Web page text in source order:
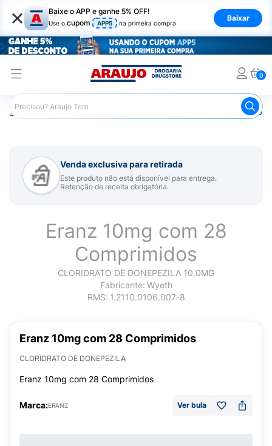
× Baixe o APP e ganhe 5% OFF!
Use o cupom APP5 na primeira compra
Baixar
0
Araujo Medicamentos Remédio para Sistema Nervoso
Venda exclusiva para retirada
Este produto não está disponível para entrega.
Retenção de receita obrigatória.
Eranz 10mg com 28
Comprimidos
CLORIDRATO DE DONEPEZILA 10.0MG
Fabricante: Wyeth
RMS: 1.2110.0106.007-8
Eranz 10mg com 28 Comprimidos
CLORIDRATO DE DONEPEZILA
Eranz 10mg com 28 Comprimidos
Marca:ERANZ Ver bula